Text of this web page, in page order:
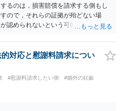
るのは，損害賠償を請求する側もし
ので，それらの証拠が殆どない場
認められないという可能性はあるで
対応と慰謝料請求につい
#慰謝料請求したい側
#婚外の妊娠